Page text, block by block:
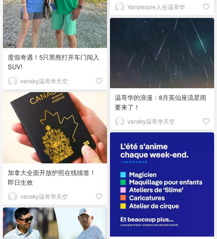
Vanpeople人在温哥华
度假奇遇！5只黑熊打开车门闯入
SUV!
vansky温哥华天空
温哥华的浪漫：8月英仙座流星雨
要来了！
vansky温哥华天空
加拿大全面开放护照在线续签！
即日生效
vansky温哥华天空